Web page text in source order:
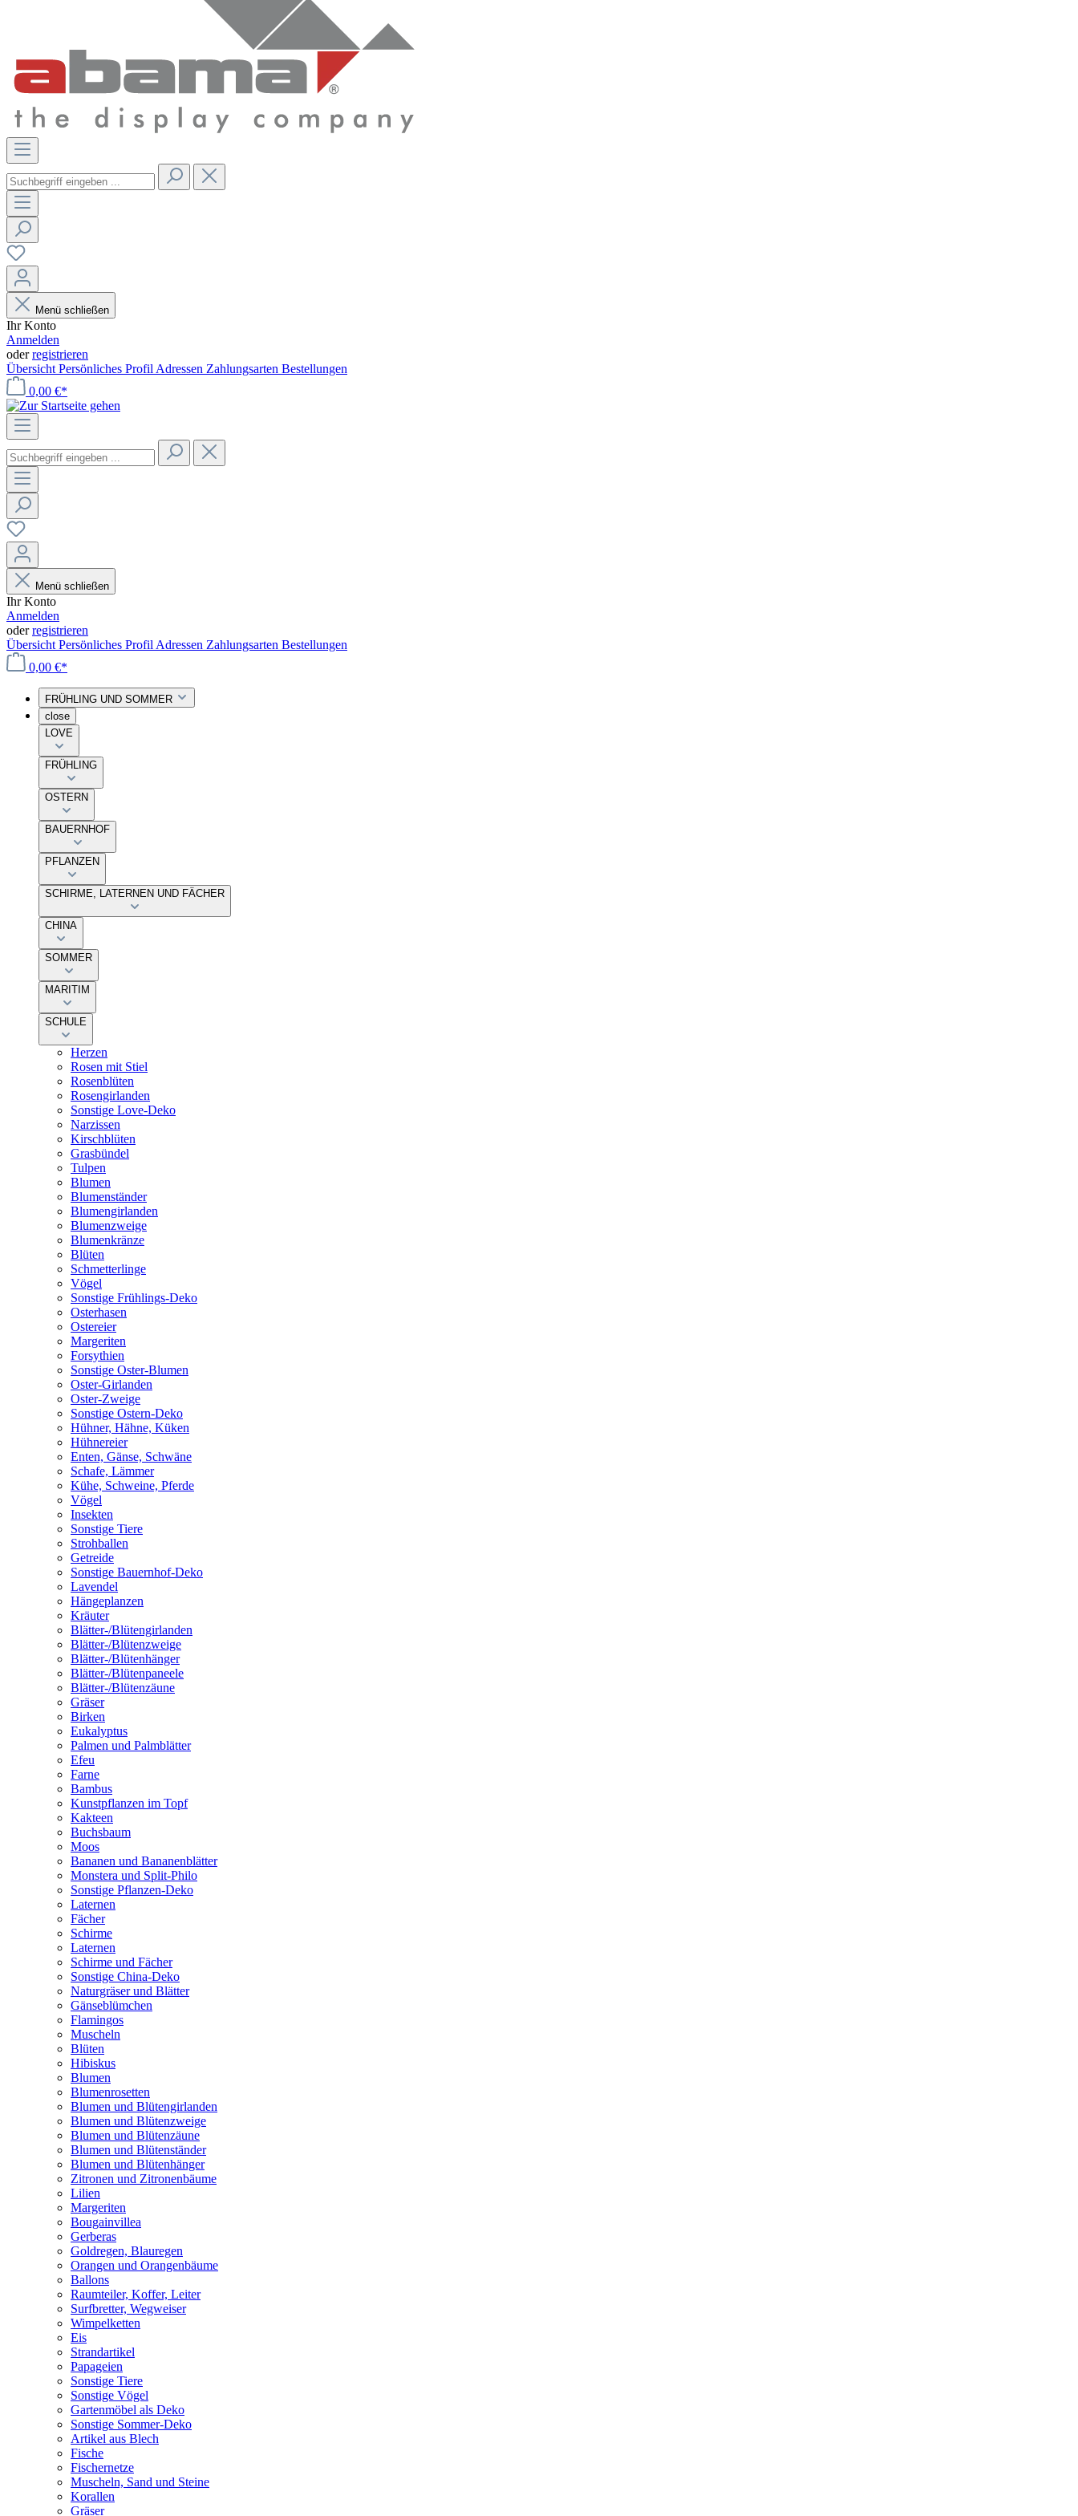
Menü schließen
Ihr Konto
Anmelden
oderregistrieren
Übersicht Persönliches Profil Adressen Zahlungsarten Bestellungen
0,00 €*
Menü schließen
Ihr Konto
Anmelden
oderregistrieren
Übersicht Persönliches Profil Adressen Zahlungsarten Bestellungen
0,00 €*
FRÜHLING UND SOMMER
close
LOVE
FRÜHLING
OSTERN
BAUERNHOF
PFLANZEN
SCHIRME, LATERNEN UND FÄCHER
CHINA
SOMMER
MARITIM
SCHULE
Herzen
Rosen mit Stiel
Rosenblüten
Rosengirlanden
Sonstige Love-Deko
Narzissen
Kirschblüten
Grasbündel
Tulpen
Blumen
Blumenständer
Blumengirlanden
Blumenzweige
Blumenkränze
Blüten
Schmetterlinge
Vögel
Sonstige Frühlings-Deko
Osterhasen
Ostereier
Margeriten
Forsythien
Sonstige Oster-Blumen
Oster-Girlanden
Oster-Zweige
Sonstige Ostern-Deko
Hühner, Hähne, Küken
Hühnereier
Enten, Gänse, Schwäne
Schafe, Lämmer
Kühe, Schweine, Pferde
Vögel
Insekten
Sonstige Tiere
Strohballen
Getreide
Sonstige Bauernhof-Deko
Lavendel
Hängeplanzen
Kräuter
Blätter-/Blütengirlanden
Blätter-/Blütenzweige
Blätter-/Blütenhänger
Blätter-/Blütenpaneele
Blätter-/Blütenzäune
Gräser
Birken
Eukalyptus
Palmen und Palmblätter
Efeu
Farne
Bambus
Kunstpflanzen im Topf
Kakteen
Buchsbaum
Moos
Bananen und Bananenblätter
Monstera und Split-Philo
Sonstige Pflanzen-Deko
Laternen
Fächer
Schirme
Laternen
Schirme und Fächer
Sonstige China-Deko
Naturgräser und Blätter
Gänseblümchen
Flamingos
Muscheln
Blüten
Hibiskus
Blumen
Blumenrosetten
Blumen und Blütengirlanden
Blumen und Blütenzweige
Blumen und Blütenzäune
Blumen und Blütenständer
Blumen und Blütenhänger
Zitronen und Zitronenbäume
Lilien
Margeriten
Bougainvillea
Gerberas
Goldregen, Blauregen
Orangen und Orangenbäume
Ballons
Raumteiler, Koffer, Leiter
Surfbretter, Wegweiser
Wimpelketten
Eis
Strandartikel
Papageien
Sonstige Tiere
Sonstige Vögel
Gartenmöbel als Deko
Sonstige Sommer-Deko
Artikel aus Blech
Fische
Fischernetze
Muscheln, Sand und Steine
Korallen
Gräser